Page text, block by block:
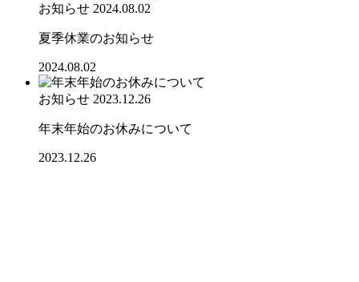
お知らせ 2024.08.02
夏季休業のお知らせ
2024.08.02
お知らせ 2023.12.26
年末年始のお休みについて
2023.12.26